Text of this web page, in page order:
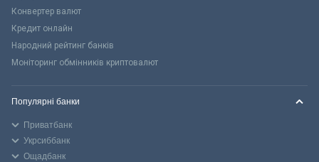
Конвертер валют
Кредит онлайн
Народний рейтинг банків
Моніторинг обмінників криптовалют
Популярні банки
Приватбанк
Укрсиббанк
Ощадбанк